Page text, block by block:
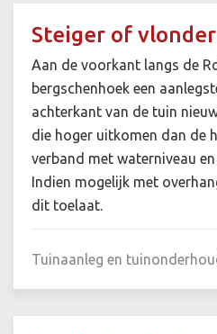
Steiger of
Aan de voorkant langs de
bergschenhoek een
achterkant van de tuin
die hoger uitkomen dan de
verband met waterniveau
Indien mogelijk met
dit toelaat.
Tuinaanleg en